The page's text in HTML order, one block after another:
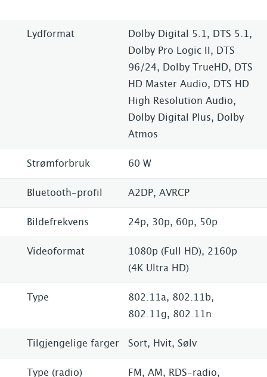
Lydformat
Dolby Digital 5.1, DTS 5.1,
Dolby Pro Logic II, DTS
96/24, Dolby TrueHD, DTS
HD Master Audio, DTS HD
High Resolution Audio,
Dolby Digital Plus, Dolby
Atmos
Strømforbruk 60 W
Bluetooth-profil A2DP, AVRCP
Bildefrekvens 24p, 30p, 60p, 50p
Videoformat
1080p (Full HD), 2160p
(4K Ultra HD)
Type
802.11a, 802.11b,
802.11g, 802.11n
Tilgjengelige farger Sort, Hvit, Sølv
Type (radio)
FM, AM, RDS-radio,